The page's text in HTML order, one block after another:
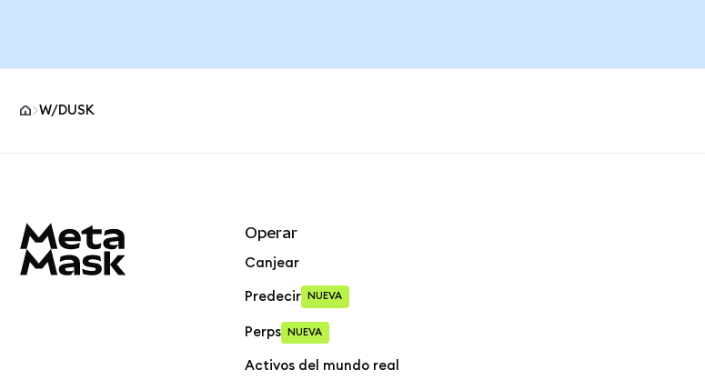
W/DUSK
Operar
Canjear
Predecir NUEVA
Perps NUEVA
Activos del mundo real